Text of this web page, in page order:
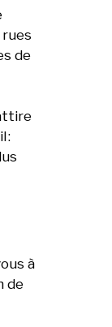
de
:
à
de